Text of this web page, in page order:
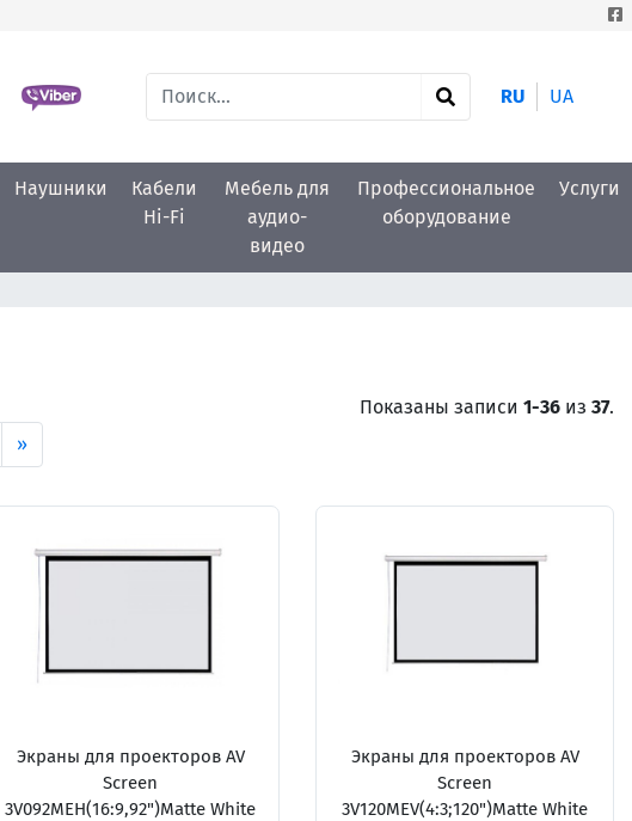
RU UA
Наушники
Кабели
Hi-Fi
Мебель для
аудио-
видео
Профессиональное
оборудование
Услуги
Показаны записи 1-36 из 37.
»
Экраны для проекторов AV
Screen
3V092MEH(16:9,92")Matte White
Экраны для проекторов AV
Screen
3V120MEV(4:3;120")Matte White